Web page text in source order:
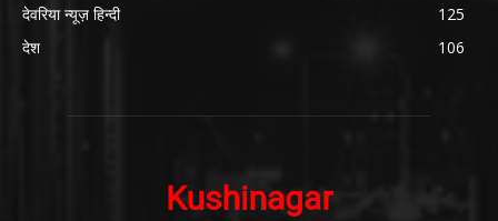
देवरिया न्यूज़ हिन्दी
125
देश
106